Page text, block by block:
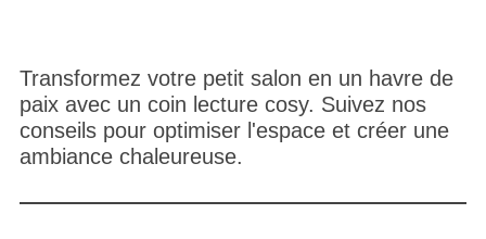
Transformez votre petit salon en un havre de
paix avec un coin lecture cosy. Suivez nos
conseils pour optimiser l'espace et créer une
ambiance chaleureuse.